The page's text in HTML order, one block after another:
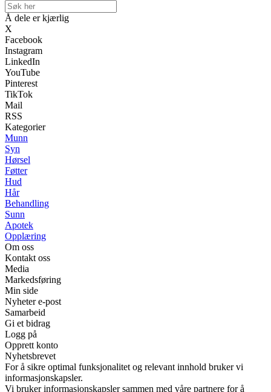
Å dele er kjærlig
X
Facebook
Instagram
LinkedIn
YouTube
Pinterest
TikTok
Mail
RSS
Kategorier
Munn
Syn
Hørsel
Føtter
Hud
Hår
Behandling
Sunn
Apotek
Opplæring
Om oss
Kontakt oss
Media
Markedsføring
Min side
Nyheter e-post
Samarbeid
Gi et bidrag
Logg på
Opprett konto
Nyhetsbrevet
For å sikre optimal funksjonalitet og relevant innhold bruker vi
informasjonskapsler.
Vi bruker informasjonskapsler sammen med våre partnere for å